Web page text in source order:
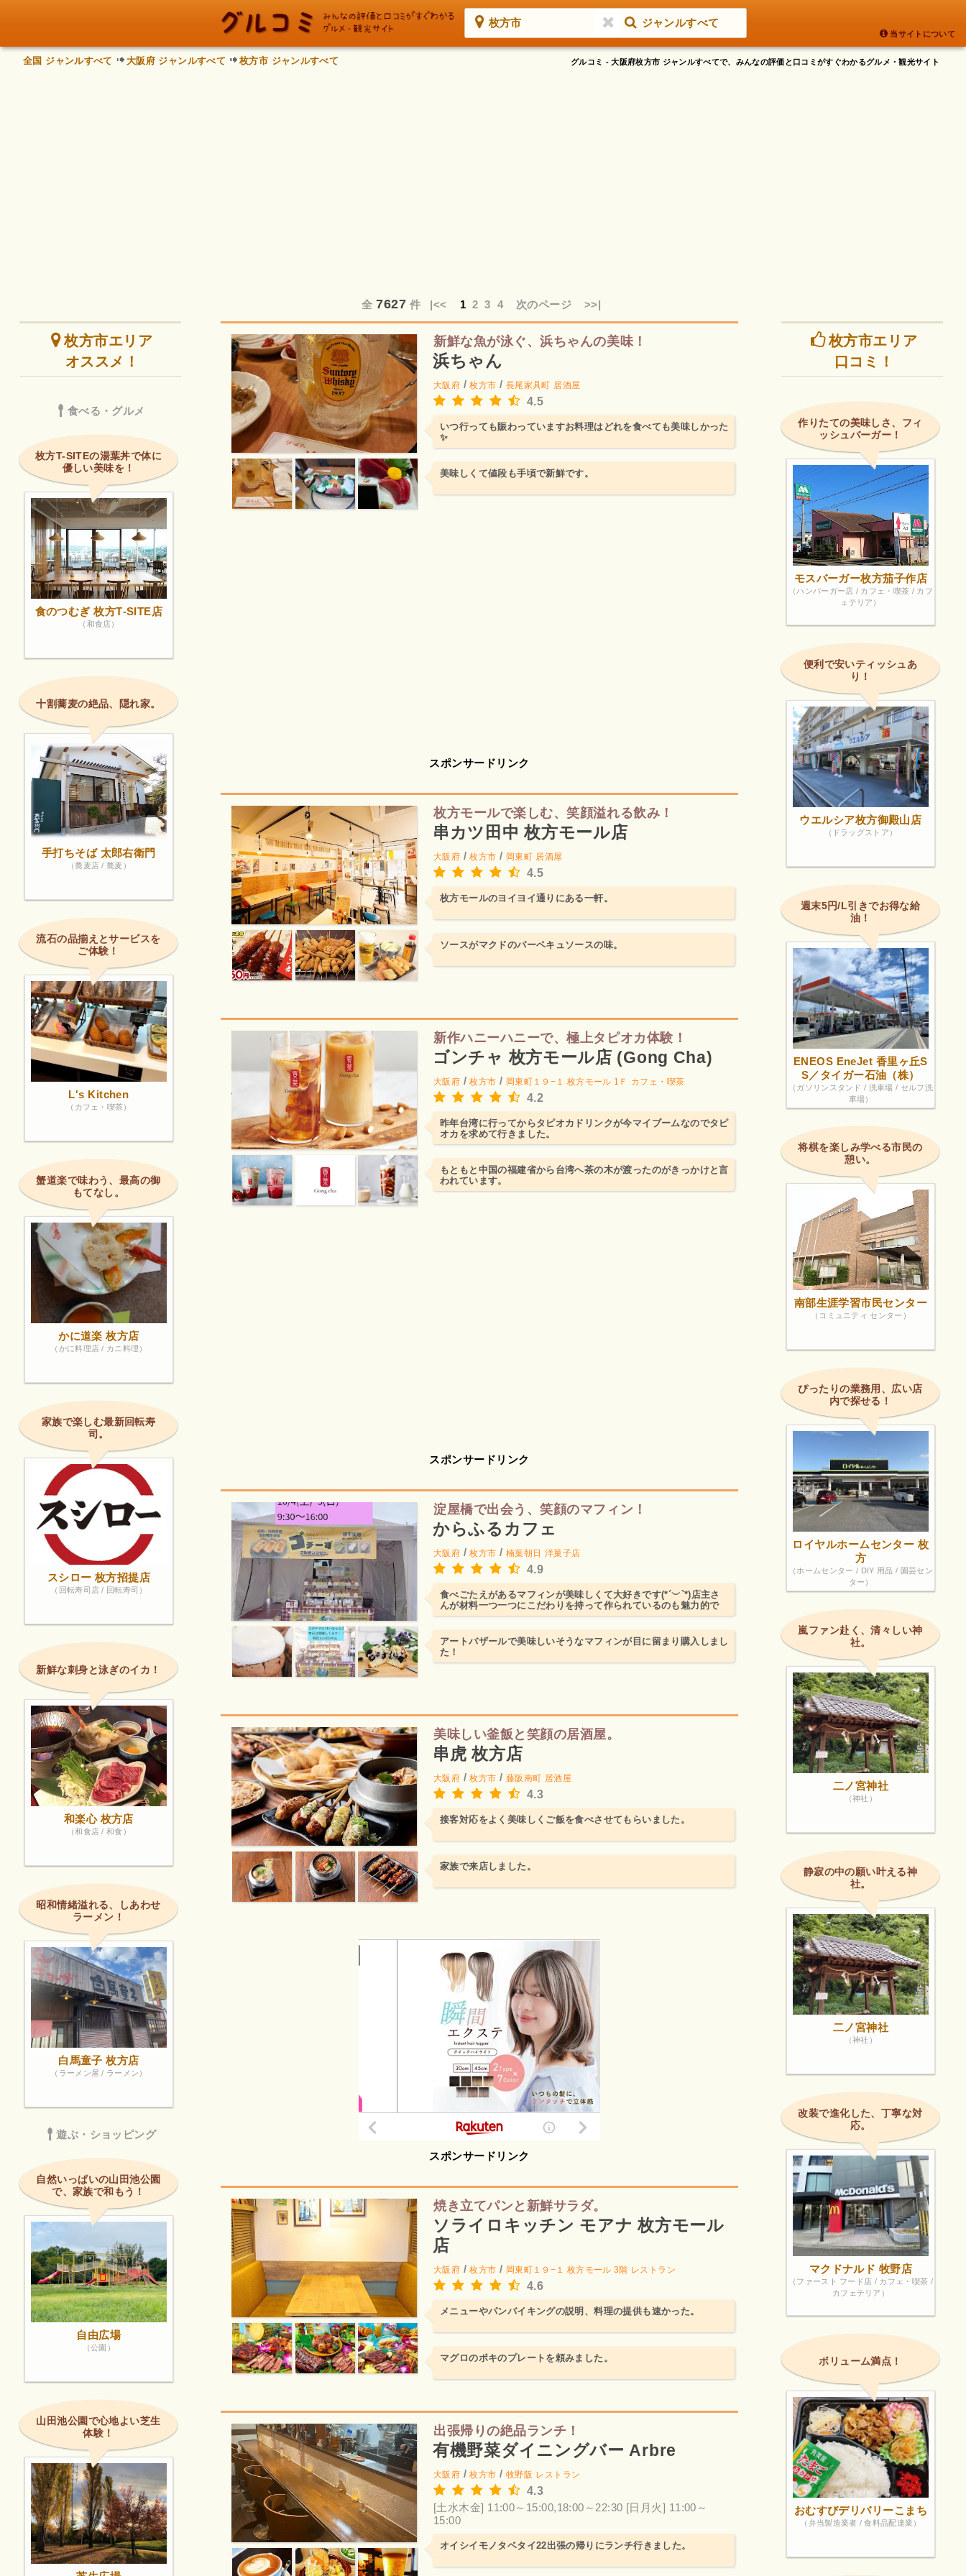
枚方市 ジャンルすべて
当サイトについて
グルコミ - 大阪府枚方市 ジャンルすべてで、みんなの評価と口コミがすぐわかるグルメ・観光サイト
全国 ジャンルすべて 大阪府 ジャンルすべて 枚方市 ジャンルすべて
全7627 件 |<< 1 2 3 4 次のページ >>|
新鮮な魚が泳ぐ、浜ちゃんの美味！
浜ちゃん
大阪府 /枚方市 / 長尾家具町 居酒屋
4.5
いつ行っても賑わっていますお料理はどれを食べても美味しかった
✨
美味しくて値段も手頃で新鮮です。
スポンサードリンク
枚方モールで楽しむ、笑顔溢れる飲み！
串カツ田中 枚方モール店
大阪府 /枚方市 / 岡東町 居酒屋
4.5
枚方モールのヨイヨイ通りにある一軒。
ソースがマクドのバーベキュソースの味。
新作ハニーハニーで、極上タピオカ体験！
ゴンチャ 枚方モール店 (Gong Cha)
大阪府 /枚方市 / 岡東町１９−１ 枚方モール 1Ｆ カフェ・喫茶
4.2
昨年台湾に行ってからタピオカドリンクが今マイブームなのでタピ
オカを求めて行きました。
もともと中国の福建省から台湾へ茶の木が渡ったのがきっかけと言
われています。
スポンサードリンク
淀屋橋で出会う、笑顔のマフィン！
からふるカフェ
大阪府 /枚方市 / 楠葉朝日 洋菓子店
4.9
食べごたえがあるマフィンが美味しくて大好きです(*´︶`*)店主さ
んが材料一つ一つにこだわりを持って作られているのも魅力的で
す！
アートバザールで美味しいそうなマフィンが目に留まり購入しまし
た！
美味しい釜飯と笑顔の居酒屋。
串虎 枚方店
大阪府 /枚方市 / 藤阪南町 居酒屋
4.3
接客対応をよく美味しくご飯を食べさせてもらいました。
家族で来店しました。
スポンサードリンク
焼き立てパンと新鮮サラダ。
ソライロキッチン モアナ 枚方モール
店
大阪府 /枚方市 / 岡東町１９−１ 枚方モール 3階 レストラン
4.6
メニューやパンバイキングの説明、料理の提供も速かった。
マグロのポキのプレートを頼みました。
出張帰りの絶品ランチ！
有機野菜ダイニングバー Arbre
大阪府 /枚方市 / 牧野阪 レストラン
4.3
[土水木金] 11:00～15:00,18:00～22:30 [日月火] 11:00～
15:00
オイシイモノタベタイ22出張の帰りにランチ行きました。
枚方市エリア
オススメ！
食べる・グルメ
枚方T-SITEの湯葉丼で体に
優しい美味を！
食のつむぎ 枚方T‐SITE店
（和食店）
十割蕎麦の絶品、隠れ家。
手打ちそば 太郎右衛門
（蕎麦店 / 蕎麦）
流石の品揃えとサービスを
ご体験！
L's Kitchen
（カフェ・喫茶）
蟹道楽で味わう、最高の御
もてなし。
かに道楽 枚方店
（かに料理店 / カニ料理）
家族で楽しむ最新回転寿
司。
スシロー 枚方招提店
（回転寿司店 / 回転寿司）
新鮮な刺身と泳ぎのイカ！
和楽心 枚方店
（和食店 / 和食）
昭和情緒溢れる、しあわせ
ラーメン！
白馬童子 枚方店
（ラーメン屋 / ラーメン）
遊ぶ・ショッピング
自然いっぱいの山田池公園
で、家族で和もう！
自由広場
（公園）
山田池公園で心地よい芝生
体験！
枚方市エリア
口コミ！
作りたての美味しさ、フィ
ッシュバーガー！
モスバーガー枚方茄子作店
（ハンバーガー店 / カフェ・喫茶 / カフ
ェテリア）
便利で安いティッシュあ
り！
ウエルシア枚方御殿山店
（ドラッグストア）
週末5円/L引きでお得な給
油！
ENEOS EneJet 香里ヶ丘S
S／タイガー石油（株）
（ガソリンスタンド / 洗車場 / セルフ洗
車場）
将棋を楽しみ学べる市民の
憩い。
南部生涯学習市民センター
（コミュニティ センター）
ぴったりの業務用、広い店
内で探せる！
ロイヤルホームセンター 枚
方
（ホームセンター / DIY 用品 / 園芸セン
ター）
嵐ファン赴く、清々しい神
社。
二ノ宮神社
（神社）
静寂の中の願い叶える神
社。
二ノ宮神社
（神社）
改装で進化した、丁寧な対
応。
マクドナルド 牧野店
（ファースト フード店 / カフェ・喫茶 /
カフェテリア）
ボリューム満点！
おむすびデリバリーこまち
（弁当製造業者 / 食料品配達業）